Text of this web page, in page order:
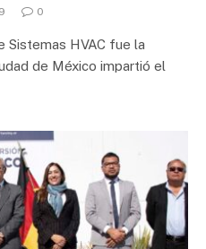
0
Sistemas HVAC fue la
de México impartió el